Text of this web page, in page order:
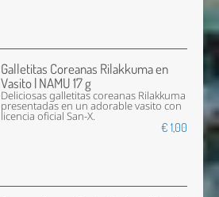
Galletitas Coreanas Rilakkuma en
Vasito | NAMU 17 g
Deliciosas galletitas coreanas Rilakkuma
presentadas en un adorable vasito con
licencia oficial San-X.
€ 1,00